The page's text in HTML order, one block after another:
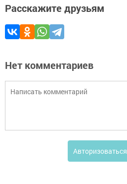
Расскажите друзьям
Нет комментариев
Авторизоваться